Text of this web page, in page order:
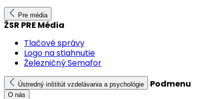
Pre média
ŽSR PRE Média
Tlačové správy
Logo na stiahnutie
Železničný Semafor
Ústredný inštitút vzdelávania a psychológie Podmenu
O nás